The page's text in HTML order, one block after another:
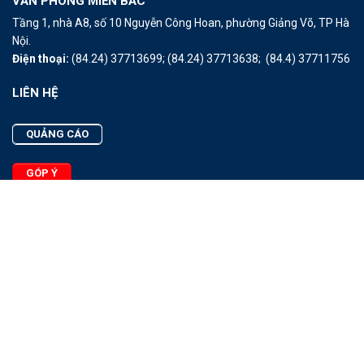
Tầng 1, nhà A8, số 10 Nguyễn Công Hoan, phường Giảng Võ, TP Hà
Nội.
Điện thoại: (84.24) 37713699; (84.24) 37713638; (84.4) 37711756
LIÊN HỆ
QUẢNG CÁO
GÓP Ý